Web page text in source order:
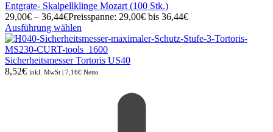
Entgrate- Skalpellklinge Mozart (100 Stk.)
29,00€ – 36,44€Preisspanne: 29,00€ bis 36,44€
Ausführung wählen
Sicherheitsmesser Tortoris US40
8,52€ inkl. MwSt | 7,16€ Netto